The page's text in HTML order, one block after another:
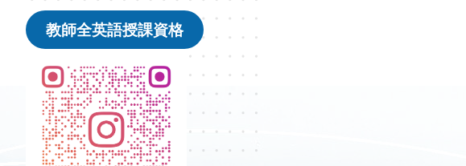
教師全英語授課資格